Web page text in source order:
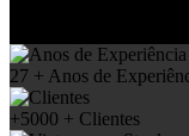
27 + Anos de
+5000 + Clientes